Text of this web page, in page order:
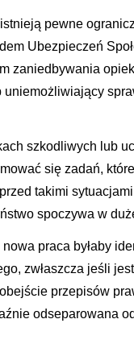
pewne
Ubezpieczeń
zaniedbywania
szkodliwych lub
się zadań,
takimi
spoczywa w
praca byłaby
zwłaszcza jeśli
przepisów
odseparowana